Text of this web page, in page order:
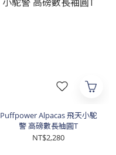
Puffpower Alpacas 飛天小駝
警 高磅數長袖圓T
NT$2,280